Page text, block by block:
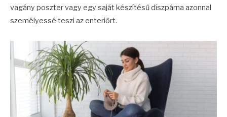
vagány poszter vagy egy saját készítésű díszpárna azonnal
személyessé teszi az enteriőrt.